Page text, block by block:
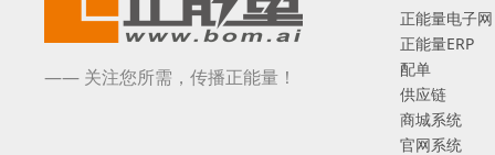
—— 关注您所需，传播正能量！
正能量电子网
正能量ERP
配单
供应链
商城系统
官网系统